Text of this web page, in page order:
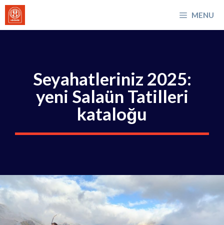
İçeriğe
atla
MENU
Seyahatleriniz 2025:
yeni Salaün Tatilleri
kataloğu